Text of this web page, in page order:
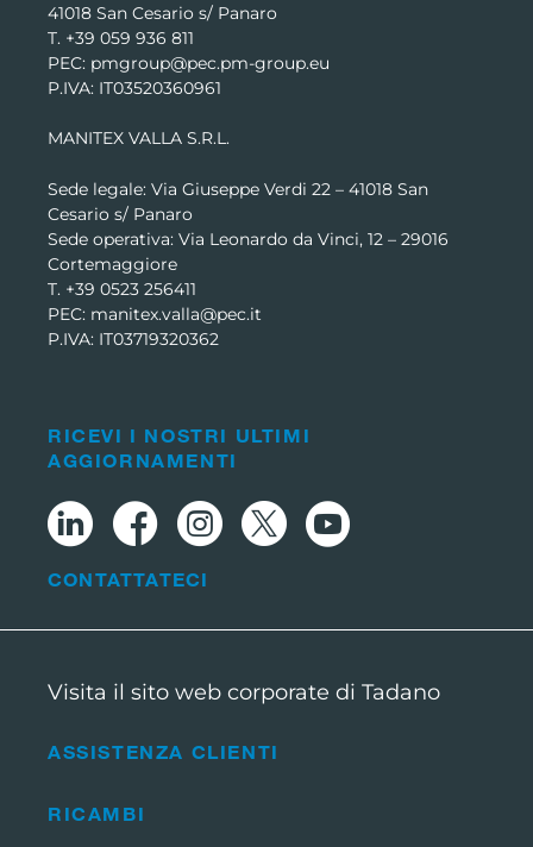
41018 San Cesario s/ Panaro
T. +39 059 936 811
PEC: pmgroup@pec.pm-group.eu
P.IVA: IT03520360961
MANITEX VALLA S.R.L.
Sede legale: Via Giuseppe Verdi 22 – 41018 San
Cesario s/ Panaro
Sede operativa: Via Leonardo da Vinci, 12 – 29016
Cortemaggiore
T. +39 0523 256411
PEC: manitex.valla@pec.it
P.IVA: IT03719320362
ASSISTENZA CLIENTI
RICAMBI
RICEVI I NOSTRI ULTIMI
AGGIORNAMENTI
CONTATTATECI
Visita il sito web corporate di Tadano